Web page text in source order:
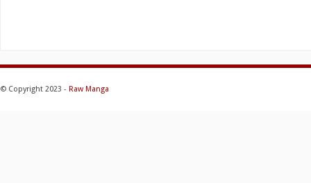
© Copyright 2023 - Raw Manga